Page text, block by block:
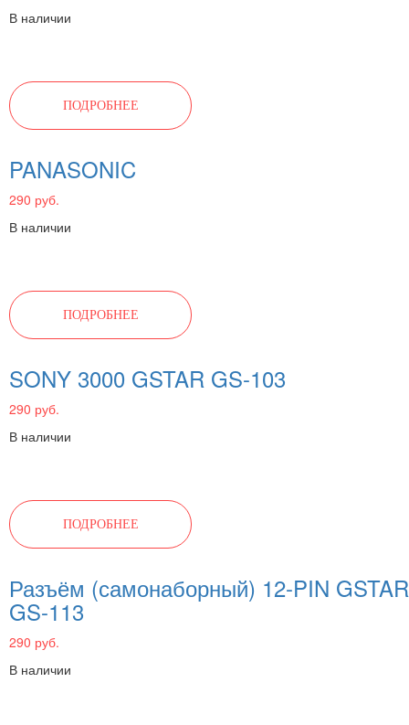
В наличии
ПОДРОБНЕЕ
PANASONIC
290 руб.
В наличии
ПОДРОБНЕЕ
SONY 3000 GSTAR GS-103
290 руб.
В наличии
ПОДРОБНЕЕ
Разъём (самонаборный) 12-PIN GSTAR
GS-113
290 руб.
В наличии